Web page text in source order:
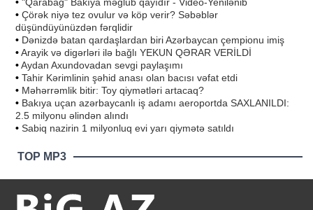
• Çörək niyə tez ovulur və köp verir? Səbəblər
düşündüyünüzdən fərqlidir
• Dənizdə batan qardaşlardan biri Azərbaycan çempionu imiş
•Arayik və digərləri ilə bağlı YEKUN QƏRAR VERİLDİ
•Aydan Axundovadan sevgi paylaşımı
• Tahir Kərimlinin şəhid anası olan bacısı vəfat etdi
• Məhərrəmlik bitir: Toy qiymətləri artacaq?
• Bakıya uçan azərbaycanlı iş adamı aeroportda SAXLANILDI:
2.5 milyonu əlindən alındı
• Sabiq nazirin 1 milyonluq evi yarı qiymətə satıldı
TOP MP3